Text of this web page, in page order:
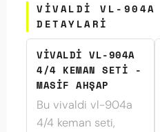
VIVALDI VL-904A
DETAYLARI
VIVALDI VL-904A
4/4 KEMAN SETI -
MASIF AHŞAP
Bu vivaldi vl-904a
4/4 keman seti,